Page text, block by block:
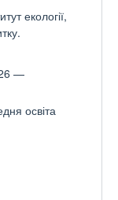
екології,
—
освіта